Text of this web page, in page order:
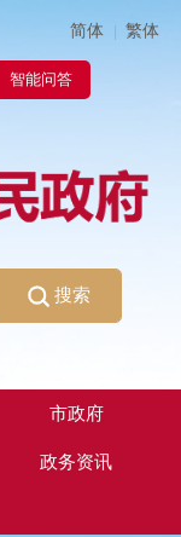
简体 | 繁体
智能问答
搜索
市政府
政务资讯